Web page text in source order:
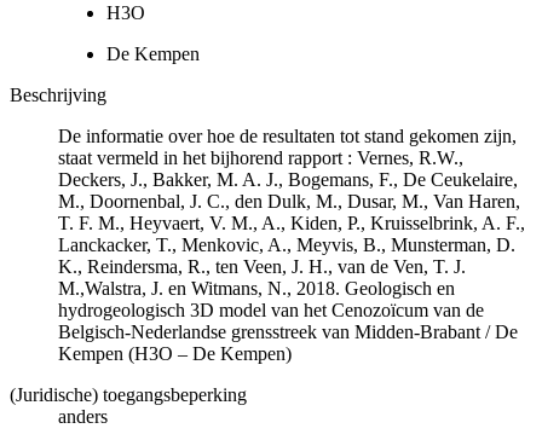
H3O
De Kempen
Beschrijving
De informatie over hoe de resultaten tot stand gekomen zijn,
staat vermeld in het bijhorend rapport : Vernes, R.W.,
Deckers, J., Bakker, M. A. J., Bogemans, F., De Ceukelaire,
M., Doornenbal, J. C., den Dulk, M., Dusar, M., Van Haren,
T. F. M., Heyvaert, V. M., A., Kiden, P., Kruisselbrink, A. F.,
Lanckacker, T., Menkovic, A., Meyvis, B., Munsterman, D.
K., Reindersma, R., ten Veen, J. H., van de Ven, T. J.
M.,Walstra, J. en Witmans, N., 2018. Geologisch en
hydrogeologisch 3D model van het Cenozoïcum van de
Belgisch-Nederlandse grensstreek van Midden-Brabant / De
Kempen (H3O – De Kempen)
(Juridische) toegangsbeperking
anders